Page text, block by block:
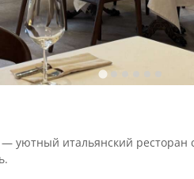
уютный итальянский